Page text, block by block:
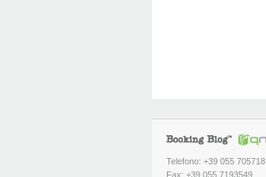
Telefono: +39 055 705718
Fax: +39 055 7193549